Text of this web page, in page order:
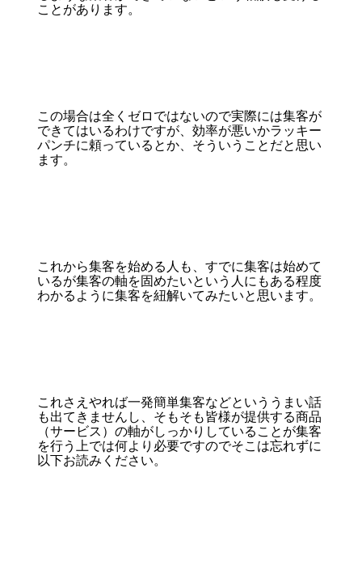
ことがあります。
この場合は全くゼロではないので実際には集客が
できてはいるわけですが、効率が悪いかラッキー
パンチに頼っているとか、そういうことだと思い
ます。
これから集客を始める人も、すでに集客は始めて
いるが集客の軸を固めたいという人にもある程度
わかるように集客を紐解いてみたいと思います。
これさえやれば一発簡単集客などといううまい話
も出てきませんし、そもそも皆様が提供する商品
（サービス）の軸がしっかりしていることが集客
を行う上では何より必要ですのでそこは忘れずに
以下お読みください。